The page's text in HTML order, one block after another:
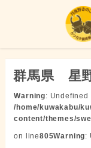
群馬県 星
Warning: Undefined
/home/kuwakabu/
content/themes/
on line805Warning: